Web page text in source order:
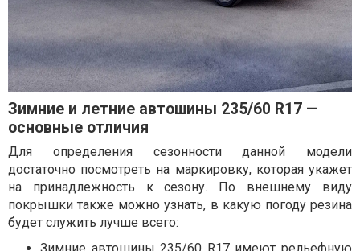
Зимние и летние автошины 235/60 R17 —
основные отличия
Для определения сезонности данной модели
достаточно посмотреть на маркировку, которая укажет
на принадлежность к сезону. По внешнему виду
покрышки также можно узнать, в какую погоду резина
будет служить лучше всего: